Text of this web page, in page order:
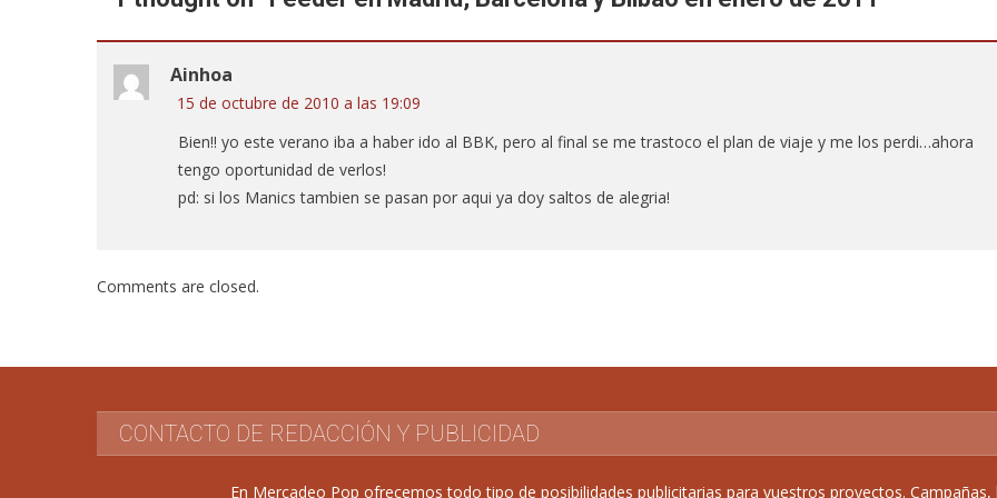
Ainhoa
15 de octubre de 2010 a las 19:09
Bien!! yo este verano iba a haber ido al BBK, pero al final se me trastoco el plan de viaje y me los perdi…ahora
tengo oportunidad de verlos!
pd: si los Manics tambien se pasan por aqui ya doy saltos de alegria!
Comments are closed.
CONTACTO DE REDACCIÓN Y PUBLICIDAD
En Mercadeo Pop ofrecemos todo tipo de posibilidades publicitarias para vuestros proyectos. Campañas,